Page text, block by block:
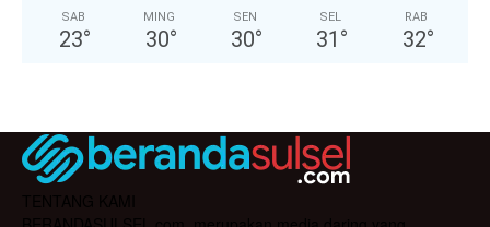
SAB
23°
MING
30°
SEN
30°
SEL
31 °
RAB
32°